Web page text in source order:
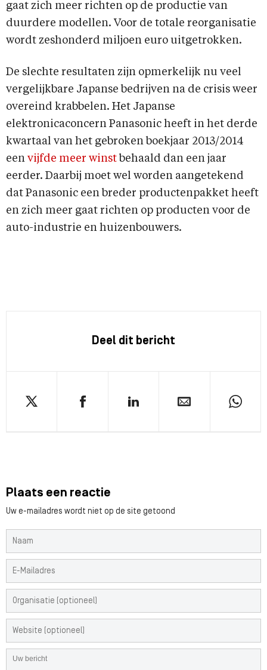
gaat zich meer richten op de productie van
duurdere modellen. Voor de totale reorganisatie
wordt zeshonderd miljoen euro uitgetrokken.
De slechte resultaten zijn opmerkelijk nu veel
vergelijkbare Japanse bedrijven na de crisis weer
overeind krabbelen. Het Japanse
elektronicaconcern Panasonic heeft in het derde
kwartaal van het gebroken boekjaar 2013/2014
een vijfde meer winst behaald dan een jaar
eerder. Daarbij moet wel worden aangetekend
dat Panasonic een breder productenpakket heeft
en zich meer gaat richten op producten voor de
auto-industrie en huizenbouwers.
Deel dit bericht
Plaats een reactie
Uw e-mailadres wordt niet op de site getoond